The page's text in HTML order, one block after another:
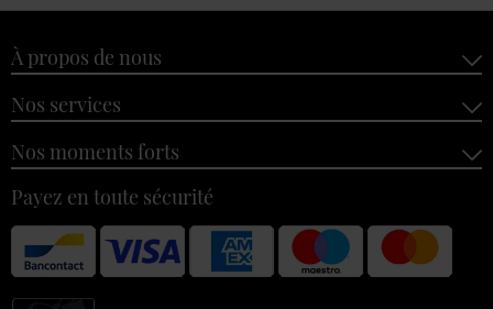
À propos de nous
Nos services
Nos moments forts
Payez en toute sécurité